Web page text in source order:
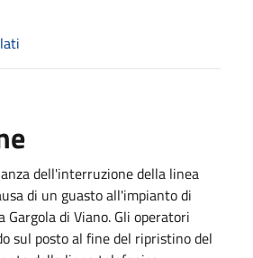
dell'interruzione della linea
di un guasto all'impianto di
Gargola di Viano. Gli operatori
sul posto al fine del ripristino del